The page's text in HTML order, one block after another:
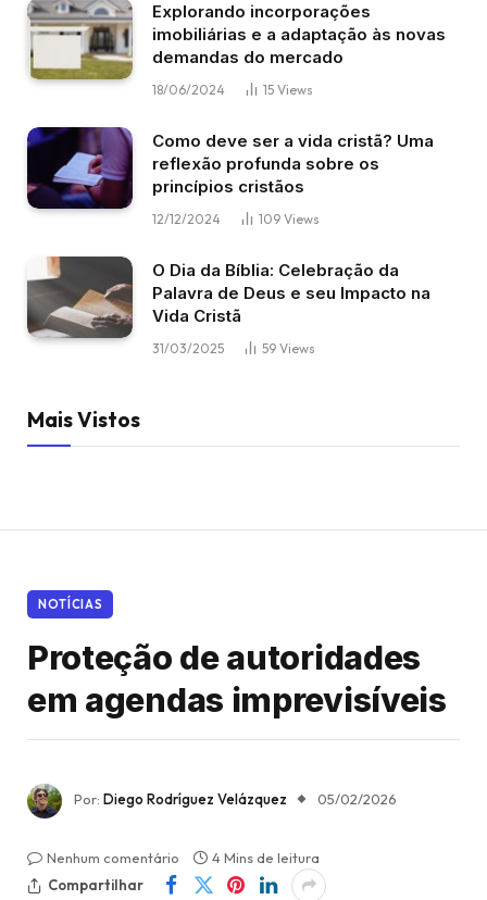
Explorando incorporações
imobiliárias e a adaptação às novas
demandas do mercado
18/06/2024 15 Views
Como deve ser a vida cristã? Uma
reflexão profunda sobre os
princípios cristãos
12/12/2024 109 Views
O Dia da Bíblia: Celebração da
Palavra de Deus e seu Impacto na
Vida Cristã
31/03/2025 59 Views
Mais Vistos
NOTÍCIAS
Proteção de autoridades
em agendas imprevisíveis
Por: Diego Rodríguez Velázquez 05/02/2026
Nenhum comentário
4 Mins de leitura
Compartilhar